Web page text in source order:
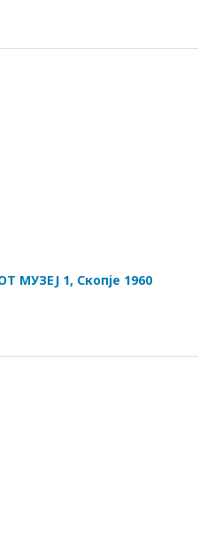
1, Скопје 1960